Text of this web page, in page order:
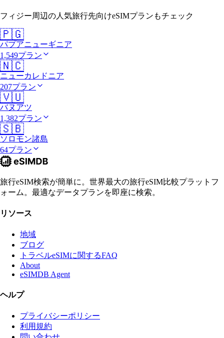
フィジー周辺の人気旅行先向けeSIMプランもチェック
🇵🇬
パプアニューギニア
1,549プラン
🇳🇨
ニューカレドニア
207プラン
🇻🇺
バヌアツ
1,382プラン
🇸🇧
ソロモン諸島
64プラン
旅行eSIM検索が簡単に。世界最大の旅行eSIM比較プラットフ
ォーム。最適なデータプランを即座に検索。
リソース
地域
ブログ
トラベルeSIMに関するFAQ
About
eSIMDB Agent
ヘルプ
プライバシーポリシー
利用規約